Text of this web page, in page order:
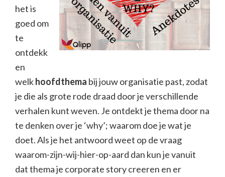
het is
goed om
te
ontdekk
en
welkhoofdthema bij jouw organisatie past, zodat
je die als grote rode draad door je verschillende
verhalen kunt weven. Je ontdekt je thema door na
te denken over je ‘why’; waarom doe je wat je
doet. Als je het antwoord weet op de vraag
waarom-zijn-wij-hier-op-aard dan kun je vanuit
dat thema je corporate story creeren en er